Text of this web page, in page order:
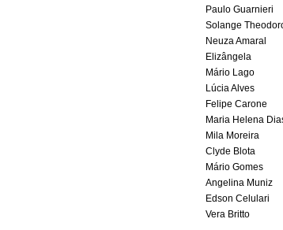
Paulo Guarnieri
Solange
Neuza Amaral
Elizângela
Mário Lago
Lúcia Alves
Felipe Carone
Maria Helena
Mila Moreira
Clyde Blota
Mário Gomes
Angelina Muniz
Edson Celulari
Vera Britto